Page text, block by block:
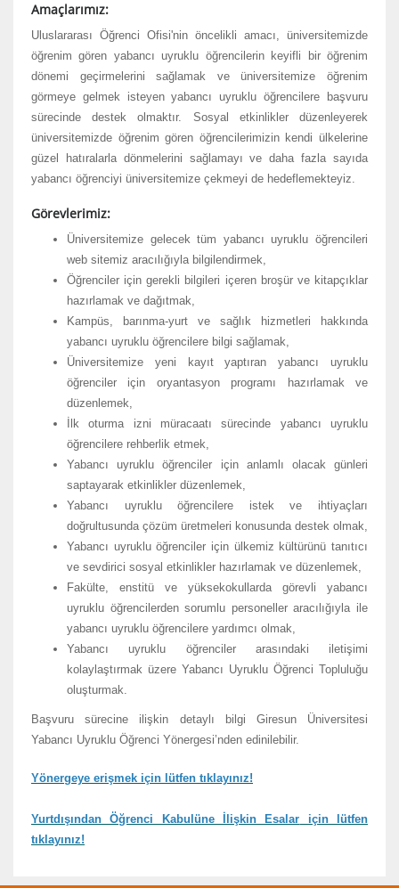
Amaçlarımız:
Uluslararası Öğrenci Ofisi'nin öncelikli amacı, üniversitemizde
öğrenim gören yabancı uyruklu öğrencilerin keyifli bir öğrenim
dönemi geçirmelerini sağlamak ve üniversitemize öğrenim
görmeye gelmek isteyen yabancı uyruklu öğrencilere başvuru
sürecinde destek olmaktır. Sosyal etkinlikler düzenleyerek
üniversitemizde öğrenim gören öğrencilerimizin kendi ülkelerine
güzel hatıralarla dönmelerini sağlamayı ve daha fazla sayıda
yabancı öğrenciyi üniversitemize çekmeyi de hedeflemekteyiz.
Görevlerimiz:
Üniversitemize gelecek tüm yabancı uyruklu öğrencileri
web sitemiz aracılığıyla bilgilendirmek,
Öğrenciler için gerekli bilgileri içeren broşür ve kitapçıklar
hazırlamak ve dağıtmak,
Kampüs, barınma-yurt ve sağlık hizmetleri hakkında
yabancı uyruklu öğrencilere bilgi sağlamak,
Üniversitemize yeni kayıt yaptıran yabancı uyruklu
öğrenciler için oryantasyon programı hazırlamak ve
düzenlemek,
İlk oturma izni müracaatı sürecinde yabancı uyruklu
öğrencilere rehberlik etmek,
Yabancı uyruklu öğrenciler için anlamlı olacak günleri
saptayarak etkinlikler düzenlemek,
Yabancı uyruklu öğrencilere istek ve ihtiyaçları
doğrultusunda çözüm üretmeleri konusunda destek olmak,
Yabancı uyruklu öğrenciler için ülkemiz kültürünü tanıtıcı
ve sevdirici sosyal etkinlikler hazırlamak ve düzenlemek,
Fakülte, enstitü ve yüksekokullarda görevli yabancı
uyruklu öğrencilerden sorumlu personeller aracılığıyla ile
yabancı uyruklu öğrencilere yardımcı olmak,
Yabancı uyruklu öğrenciler arasındaki iletişimi
kolaylaştırmak üzere Yabancı Uyruklu Öğrenci Topluluğu
oluşturmak.
Başvuru sürecine ilişkin detaylı bilgi Giresun Üniversitesi
Yabancı Uyruklu Öğrenci Yönergesi’nden edinilebilir.
Yönergeye erişmek için lütfen tıklayınız!
Yurtdışından Öğrenci Kabulüne İlişkin Esalar için lütfen
tıklayınız!